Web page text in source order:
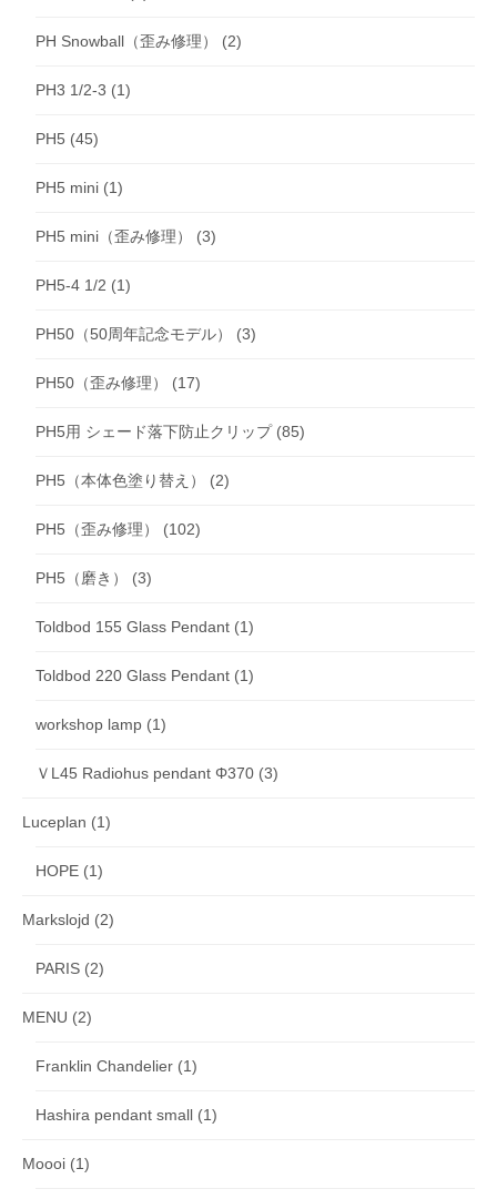
PH Snowball（歪み修理） (2)
PH3 1/2-3 (1)
PH5 (45)
PH5 mini (1)
PH5 mini（歪み修理） (3)
PH5-4 1/2 (1)
PH50（50周年記念モデル） (3)
PH50（歪み修理） (17)
PH5用 シェード落下防止クリップ(85)
PH5（本体色塗り替え） (2)
PH5（歪み修理） (102)
PH5（磨き） (3)
Toldbod 155 Glass Pendant (1)
Toldbod 220 Glass Pendant (1)
workshop lamp (1)
ＶL45 Radiohus pendant Φ370 (3)
Luceplan (1)
HOPE (1)
Markslojd (2)
PARIS (2)
MENU (2)
Franklin Chandelier (1)
Hashira pendant small (1)
Moooi (1)